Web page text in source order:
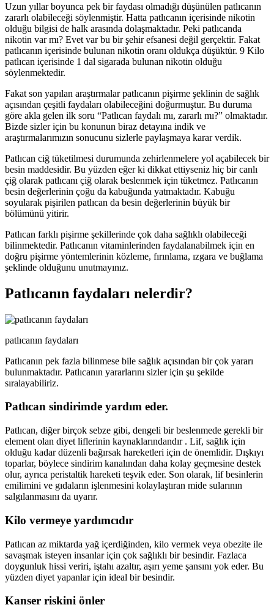
Uzun yıllar boyunca pek bir faydası olmadığı düşünülen patlıcanın
zararlı olabileceği söylenmiştir. Hatta patlıcanın içerisinde nikotin
olduğu bilgisi de halk arasında dolaşmaktadır. Peki patlıcanda
nikotin var mı? Evet var bu bir şehir efsanesi değil gerçektir. Fakat
patlıcanın içerisinde bulunan nikotin oranı oldukça düşüktür. 9 Kilo
patlıcan içerisinde 1 dal sigarada bulunan nikotin olduğu
söylenmektedir.
Fakat son yapılan araştırmalar patlıcanın pişirme şeklinin de sağlık
açısından çeşitli faydaları olabileceğini doğurmuştur. Bu duruma
göre akla gelen ilk soru “Patlıcan faydalı mı, zararlı mı?” olmaktadır.
Bizde sizler için bu konunun biraz detayına indik ve
araştırmalarımızın sonucunu sizlerle paylaşmaya karar verdik.
Patlıcan ciğ tüketilmesi durumunda zehirlenmelere yol açabilecek bir
besin maddesidir. Bu yüzden eğer ki dikkat ettiyseniz hiç bir canlı
çiğ olarak patlıcanı çiğ olarak beslenmek için tüketmez. Patlıcanın
besin değerlerinin çoğu da kabuğunda yatmaktadır. Kabuğu
soyularak pişirilen patlıcan da besin değerlerinin büyük bir
bölümünü yitirir.
Patlıcan farklı pişirme şekillerinde çok daha sağlıklı olabileceği
bilinmektedir. Patlıcanın vitaminlerinden faydalanabilmek için en
doğru pişirme yöntemlerinin közleme, fırınlama, ızgara ve buğlama
şeklinde olduğunu unutmayınız.
Patlıcanın faydaları nelerdir?
patlıcanın faydaları
Patlıcanın pek fazla bilinmese bile sağlık açısından bir çok yararı
bulunmaktadır. Patlıcanın yararlarını sizler için şu şekilde
sıralayabiliriz.
Patlıcan sindirimde yardım eder.
Patlıcan, diğer birçok sebze gibi, dengeli bir beslenmede gerekli bir
element olan diyet liflerinin kaynaklarındandır . Lif, sağlık için
olduğu kadar düzenli bağırsak hareketleri için de önemlidir. Dışkıyı
toparlar, böylece sindirim kanalından daha kolay geçmesine destek
olur, ayrıca peristaltik hareketi teşvik eder. Son olarak, lif besinlerin
emilimini ve gıdaların işlenmesini kolaylaştıran mide sularının
salgılanmasını da uyarır.
Kilo vermeye yardımcıdır
Patlıcan az miktarda yağ içerdiğinden, kilo vermek veya obezite ile
savaşmak isteyen insanlar için çok sağlıklı bir besindir. Fazlaca
doygunluk hissi veriri, iştahı azaltır, aşırı yeme şansını yok eder. Bu
yüzden diyet yapanlar için ideal bir besindir.
Kanser riskini önler